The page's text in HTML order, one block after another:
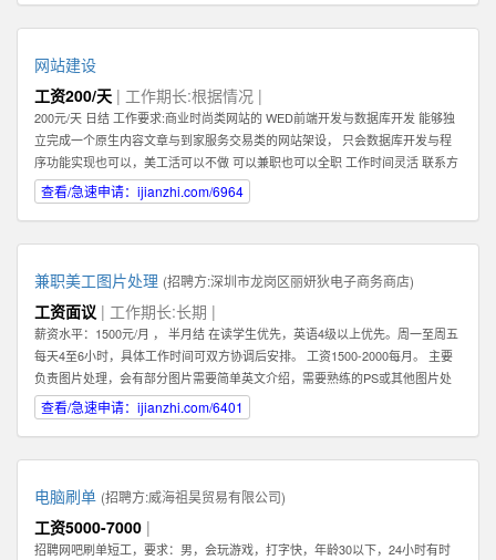
网站建设
工资200/天 | 工作期长:根据情况 |
200元/天 日结 工作要求:商业时尚类网站的 WED前端开发与数据库开发 能够独
立完成一个原生内容文章与到家服务交易类的网站架设， 只会数据库开发与程
序功能实现也可以，美工活可以不做 可以兼职也可以全职 工作时间灵活 联系方
式 李经理 工作区域：浑南新区-全运路 详细地址：沈中大街28号
查看/急速申请：ijianzhi.com/6964
兼职美工图片处理 (招聘方:深圳市龙岗区丽妍狄电子商务商店)
工资面议 | 工作期长:长期 |
薪资水平：1500元/月 ， 半月结 在读学生优先，英语4级以上优先。周一至周五
每天4至6小时，具体工作时间可双方协调后安排。 工资1500-2000每月。 主要
负责图片处理，会有部分图片需要简单英文介绍，需要熟练的PS或其他图片处
理软件。 可以在家办公，图片处理过程中需要有一定的想法和创新。 联系人：
肖女士 公司地址：龙岗中心城
查看/急速申请：ijianzhi.com/6401
电脑刷单 (招聘方:威海祖昊贸易有限公司)
工资5000-7000 |
招聘网吧刷单短工，要求：男，会玩游戏，打字快，年龄30以下，24小时有时